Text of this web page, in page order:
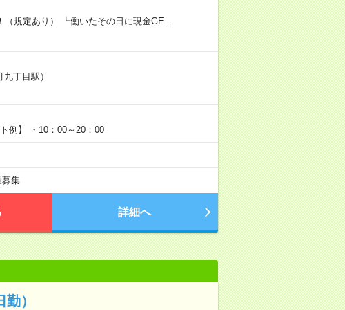
規定あり） ┗働いたその日に現金GE…
丁目駅）
例】 ・10：00～20：00
集
詳細へ
）